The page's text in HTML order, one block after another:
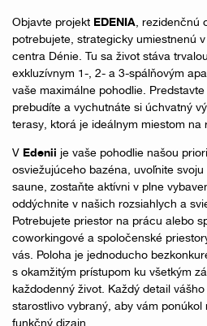
Objavte projekt EDENIA, rezidenčnú
potrebujete, strategicky umiestnenú
centra Dénie. Tu sa život stáva
exkluzívnym 1-, 2- a 3-spálňovým
vaše maximálne pohodlie.
prebudíte a vychutnáte si úchvatný
terasy, ktorá je ideálnym miestom na
V Edenii je vaše pohodlie našou
osviežujúceho bazéna, uvoľnite
saune, zostaňte aktívni v plne
oddýchnite v našich rozsiahlych a
Potrebujete priestor na prácu alebo
coworkingové a spoločenské
vás. Poloha je jednoducho
s okamžitým prístupom ku všetkým
každodenný život. Každý detail
starostlivo vybraný, aby vám ponúkol